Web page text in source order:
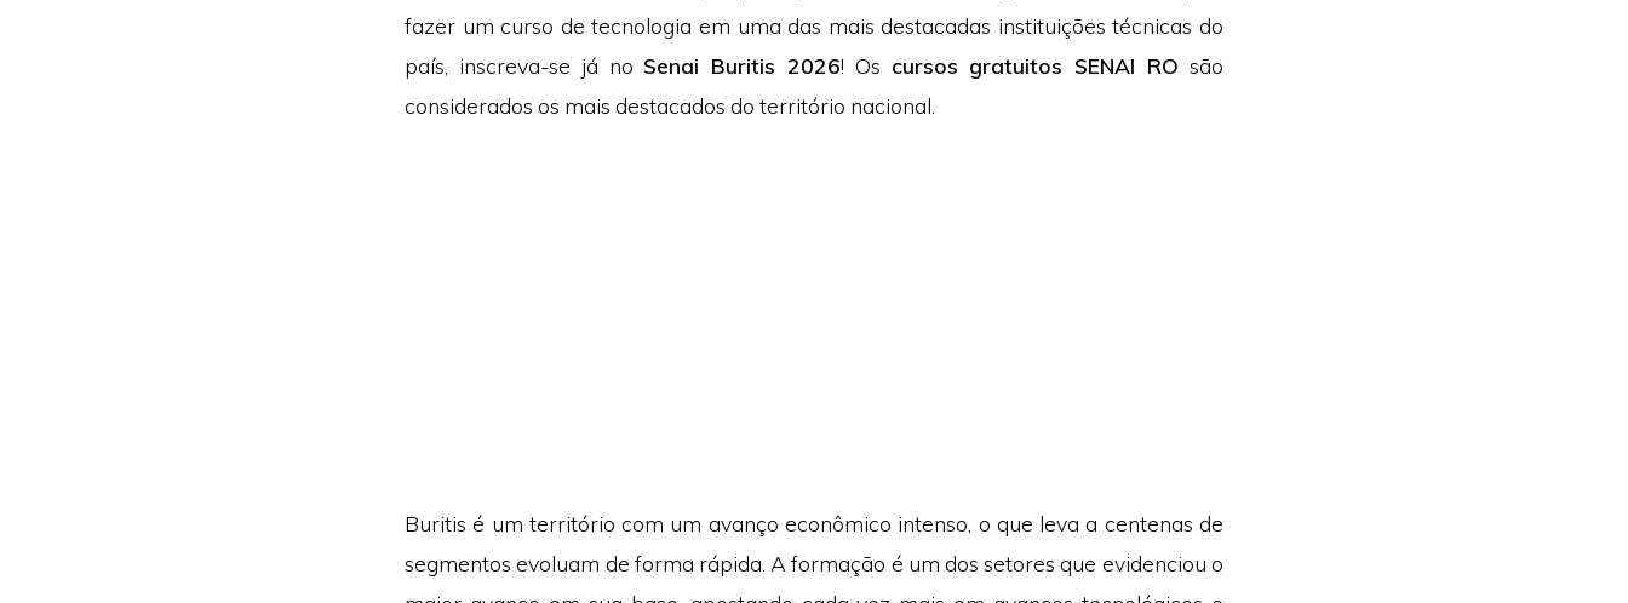
fazer um curso de tecnologia em uma das mais destacadas instituições técnicas do
país, inscreva-se já no Senai Buritis 2026! Os cursos gratuitos SENAI RO são
considerados os mais destacados do território nacional.
Buritis é um território com um avanço econômico intenso, o que leva a centenas de
segmentos evoluam de forma rápida. A formação é um dos setores que evidenciou o